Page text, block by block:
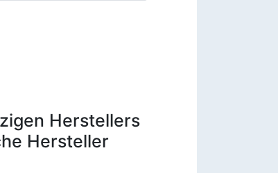
Herstellers
Hersteller